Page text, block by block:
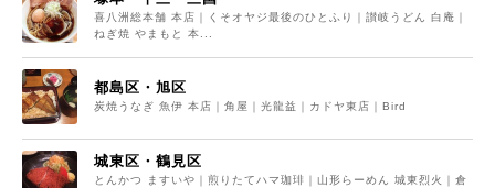
喜八洲総本舗 本店｜くそオヤジ最後のひとふり｜讃岐うどん 白庵｜
ねぎ焼 やまもと 本...
都島区・旭区
炭焼うなぎ 魚伊 本店｜角屋｜光龍益｜カドヤ東店｜Bird
城東区・鶴見区
とんかつ ますいや｜煎りたてハマ珈琲｜山形らーめん 城東烈火｜倉